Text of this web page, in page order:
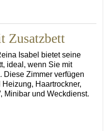
Zusatzbett
Isabel bietet seine
ideal, wenn Sie mit
Diese Zimmer verfügen
Haartrockner,
Minibar und Weckdienst.